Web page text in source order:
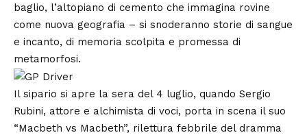
baglio, l’altopiano di cemento che immagina rovine
come nuova geografia – si snoderanno storie di sangue
e incanto, di memoria scolpita e promessa di
metamorfosi.
Il sipario si apre la sera del 4 luglio, quando Sergio
Rubini, attore e alchimista di voci, porta in scena il suo
“Macbeth vs Macbeth”, rilettura febbrile del dramma